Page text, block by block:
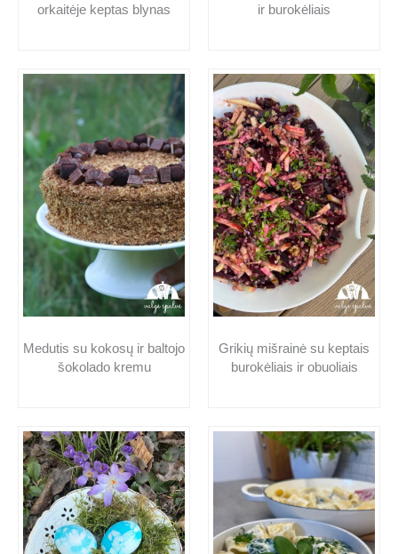
orkaitėje keptas blynas
ir burokėliais
Medutis su kokosų ir baltojo
šokolado kremu
Grikių mišrainė su keptais
burokėliais ir obuoliais